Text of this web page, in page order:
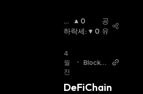
상
승
0
하락세: 0
공
유
4
월
전
•
Blockc
DeFiChain